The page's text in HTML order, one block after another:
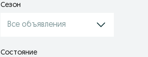
Сезон
Все объявления
Состояние